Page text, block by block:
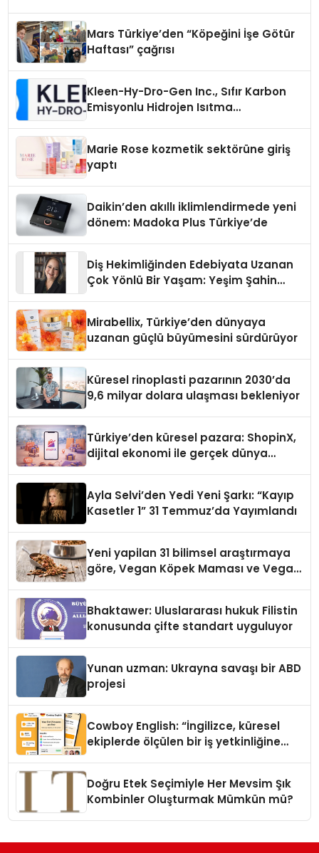
Mars Türkiye’den “Köpeğini İşe Götür
Haftası” çağrısı
Kleen-Hy-Dro-Gen Inc., Sıfır Karbon
Emisyonlu Hidrojen Isıtma
Marie Rose kozmetik sektörüne giriş
yaptı
Daikin’den akıllı iklimlendirmede yeni
dönem: Madoka Plus Türkiye’de
Diş Hekimliğinden Edebiyata Uzanan
Çok Yönlü Bir Yaşam: Yeşim Şahin
Mirabellix, Türkiye’den dünyaya
uzanan güçlü büyümesini sürdürüyor
Küresel rinoplasti pazarının 2030’da
9,6 milyar dolara ulaşması bekleniyor
Türkiye’den küresel pazara: ShopinX,
dijital ekonomi ile gerçek dünya
Ayla Selvi’den Yedi Yeni Şarkı: “Kayıp
Kasetler 1” 31 Temmuz’da Yayımlandı
Yeni yapilan 31 bilimsel araştırmaya
göre, Vegan Köpek Maması ve Vegan
Bhaktawer: Uluslararası hukuk Filistin
konusunda çifte standart uyguluyor
Yunan uzman: Ukrayna savaşı bir ABD
projesi
Cowboy English: “İngilizce, küresel
ekiplerde ölçülen bir iş yetkinliğine
Doğru Etek Seçimiyle Her Mevsim Şık
Kombinler Oluşturmak Mümkün mü?